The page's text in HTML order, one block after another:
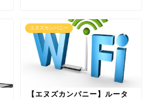
エヌズカンパニー
【エヌズカンパニー】ルータ